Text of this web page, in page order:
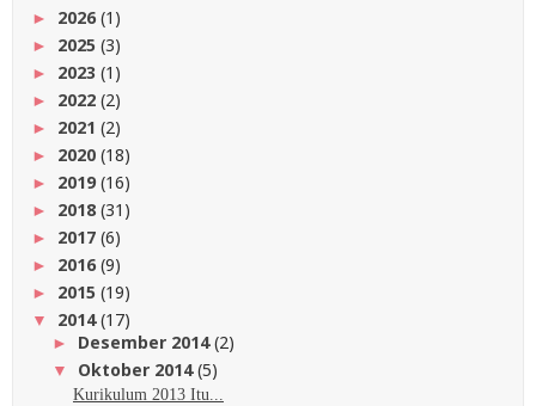
► 2026(1)
► 2025 (3)
► 2023 (1)
► 2022 (2)
► 2021 (2)
► 2020 (18)
► 2019(16)
► 2018 (31)
► 2017 (6)
► 2016(9)
► 2015 (19)
▼ 2014(17)
► Desember 2014(2)
▼ Oktober 2014(5)
Kurikulum 2013 Itu...